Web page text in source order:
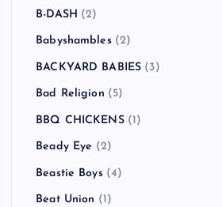
B-DASH (2)
Babyshambles(2)
BACKYARD BABIES (3)
Bad Religion (5)
BBQ CHICKENS(1)
Beady Eye (2)
Beastie Boys(4)
Beat Union (1)